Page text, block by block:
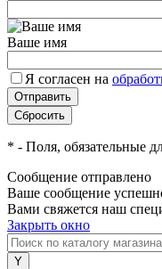
Ваше имя
Я согласен на
* - Поля, обязательные
Сообщение отправлено
Ваше сообщение
Вами свяжется наш
Закрыть окно